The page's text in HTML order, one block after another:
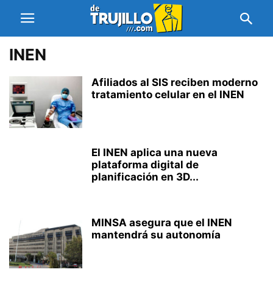
INEN
Afiliados al SIS reciben moderno
tratamiento celular en el INEN
El INEN aplica una nueva
plataforma digital de
planificación en 3D...
MINSA asegura que el INEN
mantendrá su autonomía